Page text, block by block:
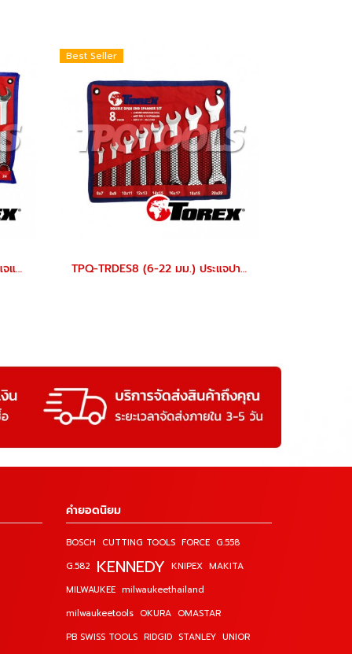
TPQ-TRCBS14 (8-24 มม.) ประแจแหวนข้างปากตายชุด 14 ตัว TOREX
Best Seller
TPQ-TRDES8 (6-22 มม.) ประแจปากตายชุด 8 ตัว TOREX
คำยอดนิยม
BOSCH CUTTING TOOLS FORCE G.558
G.582 KENNEDY KNIPEX MAKITA
MILWAUKEE milwaukeethailand
milwaukeetools OKURA OMASTAR
PB SWISS TOOLS RIDGID STANLEY UNIOR